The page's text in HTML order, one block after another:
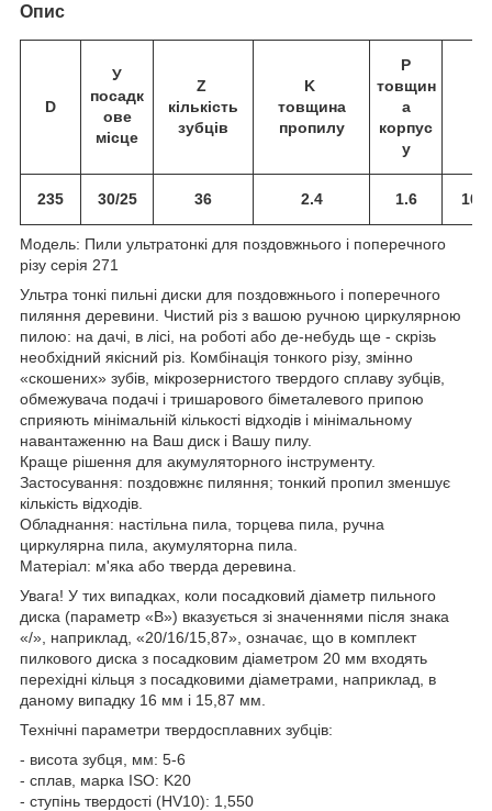
Опис
D
У
посадк
ове
місце
Z
кількість
зубців
K
товщина
пропилу
P
товщин
а
корпус
у
235 30/25 36 2.4 1.6
Модель: Пили ультратонкі для поздовжнього і поперечного
різу серія 271
Ультра тонкі пильні диски для поздовжнього і поперечного
пиляння деревини. Чистий різ з вашою ручною циркулярною
пилою: на дачі, в лісі, на роботі або де-небудь ще - скрізь
необхідний якісний різ. Комбінація тонкого різу, змінно
«скошених» зубів, мікрозернистого твердого сплаву зубців,
обмежувача подачі і тришарового біметалевого припою
сприяють мінімальній кількості відходів і мінімальному
навантаженню на Ваш диск і Вашу пилу.
Краще рішення для акумуляторного інструменту.
Застосування: поздовжнє пиляння; тонкий пропил зменшує
кількість відходів.
Обладнання: настільна пила, торцева пила, ручна
циркулярна пила, акумуляторна пила.
Матеріал: м'яка або тверда деревина.
Увага! У тих випадках, коли посадковий діаметр пильного
диска (параметр «B») вказується зі значеннями після знака
«/», наприклад, «20/16/15,87», означає, що в комплект
пилкового диска з посадковим діаметром 20 мм входять
перехідні кільця з посадковими діаметрами, наприклад, в
даному випадку 16 мм і 15,87 мм.
Технічні параметри твердосплавних зубців:
- висота зубця, мм: 5-6
- сплав, марка ISO: K20
- ступінь твердості (HV10): 1,550